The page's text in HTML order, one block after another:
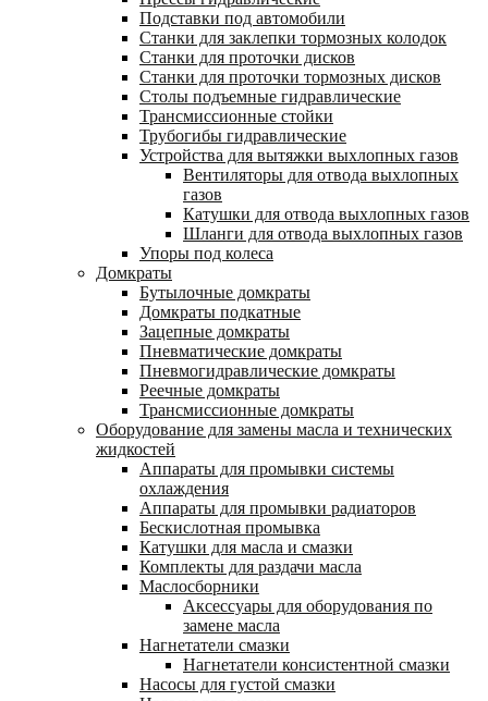
Подставки под автомобили
Станки для заклепки тормозных колодок
Станки для проточки дисков
Станки для проточки тормозных дисков
Столы подъемные гидравлические
Трансмиссионные стойки
Трубогибы гидравлические
Устройства для вытяжки выхлопных газов
Вентиляторы для отвода выхлопных
газов
Катушки для отвода выхлопных газов
Шланги для отвода выхлопных газов
Упоры под колеса
Домкраты
Бутылочные домкраты
Домкраты подкатные
Зацепные домкраты
Пневматические домкраты
Пневмогидравлические домкраты
Реечные домкраты
Трансмиссионные домкраты
Оборудование для замены масла и технических
жидкостей
Аппараты для промывки системы
охлаждения
Аппараты для промывки радиаторов
Бескислотная промывка
Катушки для масла и смазки
Комплекты для раздачи масла
Маслосборники
Аксессуары для оборудования по
замене масла
Нагнетатели смазки
Нагнетатели консистентной смазки
Насосы для густой смазки